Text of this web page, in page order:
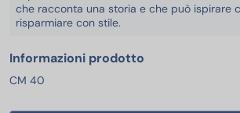
che racconta una storia e che può ispirare
risparmiare con stile.
Informazioni prodotto
CM 40